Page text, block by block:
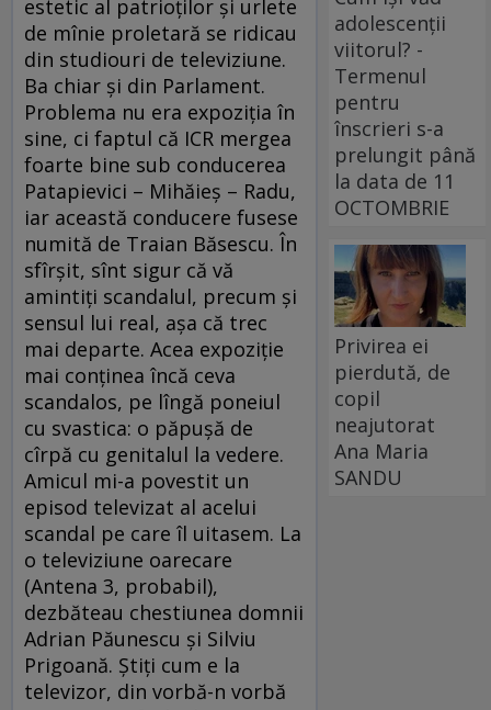
estetic al patrioţilor şi urlete
de mînie proletară se ridicau
din studiouri de televiziune.
Ba chiar şi din Parlament.
Problema nu era expoziţia în
sine, ci faptul că ICR mergea
foarte bine sub conducerea
Patapievici – Mihăieş – Radu,
iar această conducere fusese
numită de Traian Băsescu. În
sfîrşit, sînt sigur că vă
amintiţi scandalul, precum şi
sensul lui real, aşa că trec
mai departe. Acea expoziţie
mai conţinea încă ceva
scandalos, pe lîngă poneiul
cu svastica: o păpuşă de
cîrpă cu genitalul la vedere.
Amicul mi-a povestit un
episod televizat al acelui
scandal pe care îl uitasem. La
o televiziune oarecare
(Antena 3, probabil),
dezbăteau chestiunea domnii
Adrian Păunescu şi Silviu
Prigoană. Ştiţi cum e la
televizor, din vorbă-n vorbă
adolescenții
viitorul? -
Termenul
pentru
înscrieri s-a
prelungit până
la data de 11
OCTOMBRIE
Privirea ei
pierdută, de
copil
neajutorat
Ana Maria
SANDU